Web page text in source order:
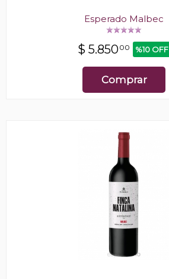
Esperado Malbec
$ 5.85000 %10 OFF
Comprar